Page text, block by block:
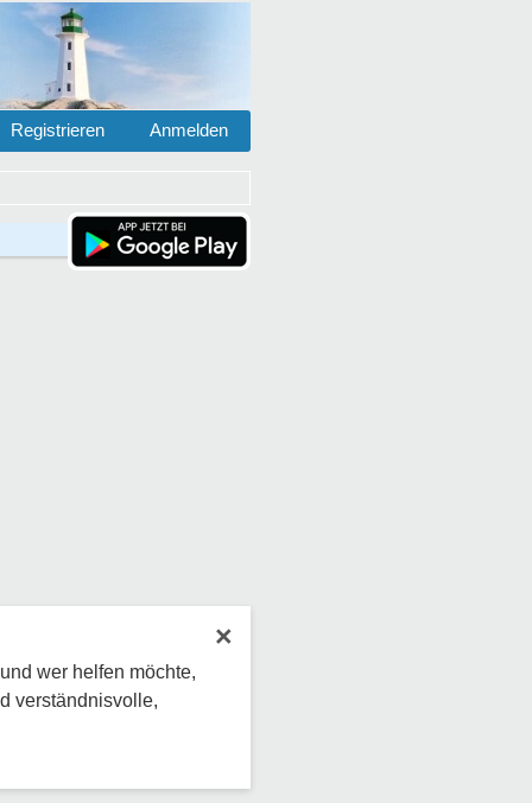
Anmelden
Registrieren
×
wer helfen möchte,
verständnisvolle,